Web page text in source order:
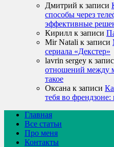
Дмитрий к записи
способы через
эффективные
Кирилл к записи
Mir Natali к записи
сериала «Декстер»
lavrin sergey к
отношений между
такое
Оксана к записи
тебя во
Главная
Все статьи
Про меня
Контакты